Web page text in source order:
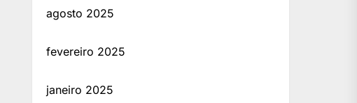
agosto 2025
fevereiro 2025
janeiro 2025